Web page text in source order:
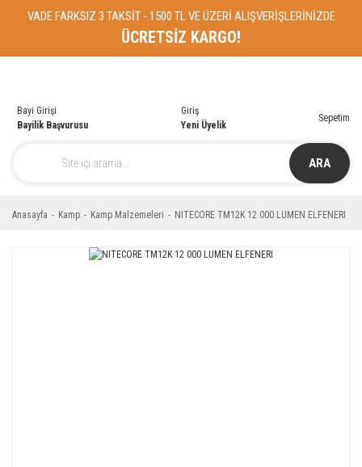
VADE FARKSIZ 3 TAKSİT - 1500 TL VE ÜZERİ ALIŞVERİŞLERİNİZDE
ÜCRETSİZ KARGO!
ARA
Bayi Girişi
Bayilik Başvurusu
Giriş
Yeni Üyelik
Sepetim
Anasayfa Kamp Kamp Malzemeleri NITECORE TM12K 12 000 LUMEN ELFENERI